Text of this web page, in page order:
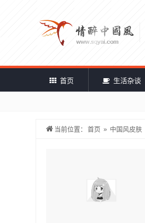
首页 生活杂谈
当前位置： 首页 » 中国风皮肤